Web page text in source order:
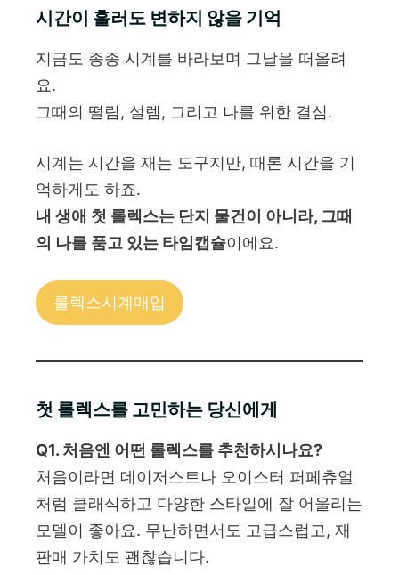
시간이 흘러도 변하지 않을 기억
지금도 종종 시계를 바라보며 그날을 떠올려
요.
그때의 떨림, 설렘, 그리고 나를 위한 결심.
시계는 시간을 재는 도구지만, 때론 시간을 기
억하게도 하죠.
내 생애 첫 롤렉스는 단지 물건이 아니라, 그때
의 나를 품고 있는 타임캡슐이에요.
롤렉스시계매입
첫 롤렉스를 고민하는 당신에게
Q1. 처음엔 어떤 롤렉스를 추천하시나요?
처음이라면 데이저스트나 오이스터 퍼페츄얼
처럼 클래식하고 다양한 스타일에 잘 어울리는
모델이 좋아요. 무난하면서도 고급스럽고, 재
판매 가치도 괜찮습니다.